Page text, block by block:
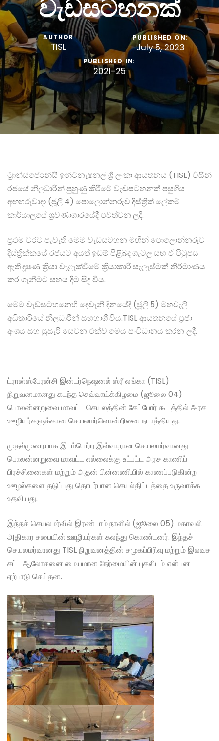
වැඩසටහනක්
AUTHOR
TISL
PUBLISHED ON:
July 5, 2023
PUBLISHED IN:
2021-25
ට්‍රාන්ස්පේරන්සි ඉන්ටනැෂනල් ශ්‍රී ලංකා ආයතනය (TISL) විසින්
රජයේ නිලධාරීන් පුහුණු කිරීමේ වැඩසටහනක් පසුගිය
අඟහරුවාදා (ජූලි 4) පොලොන්නරුව දිස්ත්‍රික් ලේකම්
කාර්යාලයේ ශ්‍රවණාගාරයේදී පවත්වන ලදී.
ප්‍රථම වරට පැවැති මෙම වැඩසටහන මඟින් පොලොන්නරුව
දිස්ත්‍රික්කයේ රජයට අයත් ඉඩම් පිළිබඳ ගැටලු සහ ඒ පිටුපස
ඇති දූෂණ ක්‍රියා වැළැක්වීමේ ක්‍රියාකාරී සැලැස්මක් නිර්මාණය
කර ගැනීමට සහය දීම සිදු විය.
මෙම වැඩසටහනෙහි දෙවැනි දිනයේදී (ජූලි 5) මහවැලි
අධිකාරියේ නිලධාරීන් සහභාගී විය.TISL ආයතනයේ ප්‍රජා
අංශය සහ සුසැරි සෙවන එක්ව මෙය සංවිධානය කරන ලදී.
ட்ரான்ஸ்பேரன்சி இன்டர்நெஷனல் ஸ்ரீ லங்கா (TISL)
நிறுவனமானது கடந்த செவ்வாய்க்கிழமை (ஜூலை 04)
பொலன்னறுவை மாவட்ட செயலத்தின் கேட்போர் கூடத்தில் அரச
ஊழியர்களுக்கான செயலமர்வொன்றினை நடாத்தியது.
முதல்முறையாக இடம்பெற்ற இவ்வாறான செயலமர்வானது
பொலன்னறுவை மாவட்ட எல்லைக்கு உட்பட்ட அரச காணிப்
பிரச்சினைகள் மற்றும் அதன் பின்னணியில் காணப்படுகின்ற
ஊழல்களை தடுப்பது தொடர்பான செயல்திட்டத்தை உருவாக்க
உதவியது.
இந்தச் செயலமர்வில் இரண்டாம் நாளில் (ஜூலை 05) மகாவலி
அதிகார சபையின் ஊழியர்கள் கலந்து கொண்டனர். இந்தச்
செயலமர்வானது TISL நிறுவனத்தின் சமூகப்பிரிவு மற்றும் இலவச
சட்ட ஆலோசனை மையமான நேர்மையின் புகலிடம் என்பன
ஏற்பாடு செய்தன.